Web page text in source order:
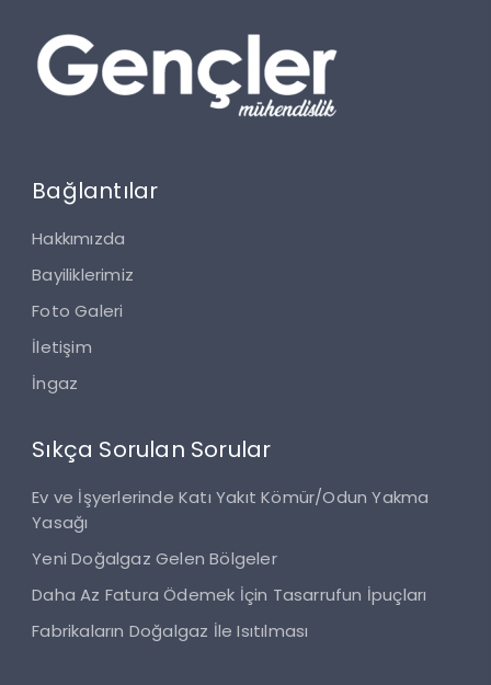
Bağlantılar
Hakkımızda
Bayiliklerimiz
Foto Galeri
İletişim
İngaz
Sıkça Sorulan Sorular
Ev ve İşyerlerinde Katı Yakıt Kömür/Odun Yakma
Yasağı
Yeni Doğalgaz Gelen Bölgeler
Daha Az Fatura Ödemek İçin Tasarrufun İpuçları
Fabrikaların Doğalgaz İle Isıtılması